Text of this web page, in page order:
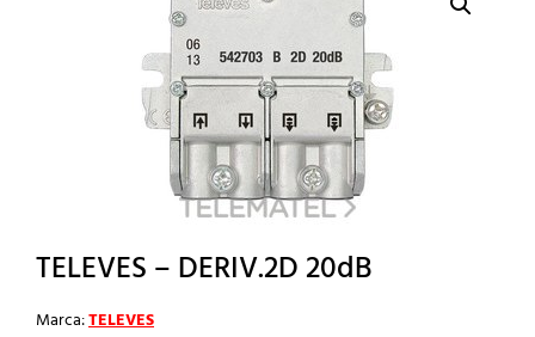
TELEVES – DERIV.2D 20dB
Marca:TELEVES